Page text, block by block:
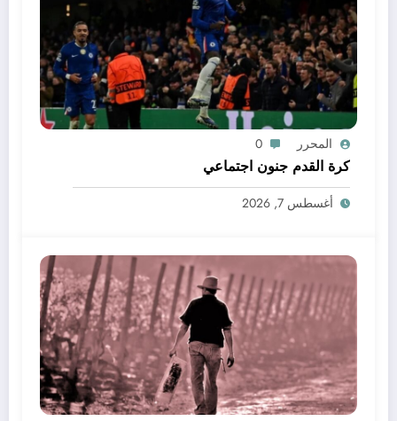
المحرر 0
كرة القدم جنون اجتماعي
أغسطس 7, 2026